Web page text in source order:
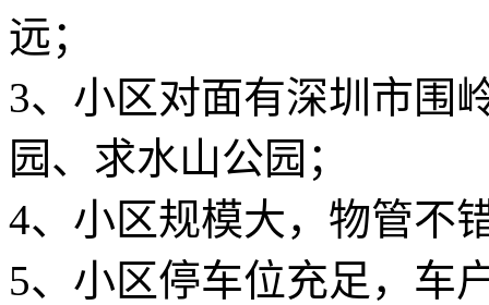
远；
3、小区对面有深圳市围
园、求水山公园；
4、小区规模大，物管不
5、小区停车位充足，车